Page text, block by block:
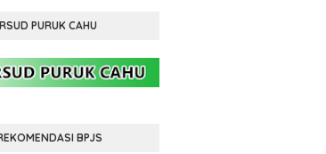
PURUK CAHU
BPJS